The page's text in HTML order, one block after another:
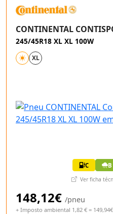
CONTINENTAL
245/45R18 XL XL 100W
XL
C B
Ver ficha
148,12€ /pneu
+ Imposto ambiental 1,82 € = 149,94€